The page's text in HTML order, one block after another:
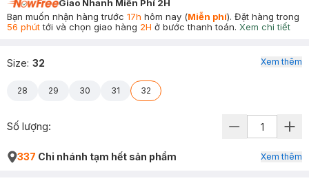
Giao Nhanh Miễn Phí 2H
Bạn muốn nhận hàng trước 17h hôm nay (Miễn phí). Đặt hàng trong
56 phúttới và chọn giao hàng 2H ở bước thanh toán. Xem chi tiết
Size: 32
28 29 30 31 32
Xem thêm
Số lượng:
337 Chi nhánh tạm hết sản phẩm Xem thêm